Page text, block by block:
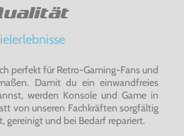
perfekt für Retro-Gaming-Fans und
Damit du ein einwandfreies
werden Konsole und Game in
von unseren Fachkräften sorgfältig
gereinigt und bei Bedarf repariert.